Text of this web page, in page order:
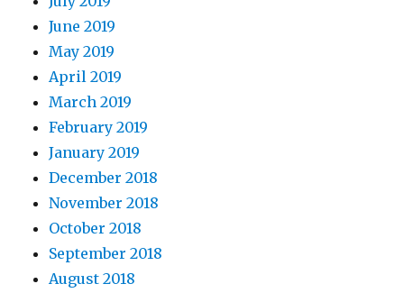
June 2019
May 2019
April 2019
March 2019
February 2019
January 2019
December 2018
November 2018
October 2018
September 2018
August 2018